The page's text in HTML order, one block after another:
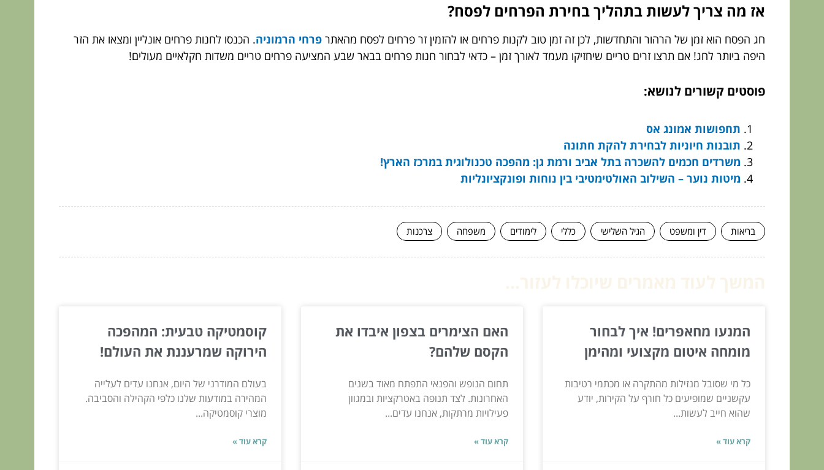
אז מה צריך לעשות בתהליך בחירת הפרחים לפסח?
חג הפסח הוא זמן של הרהור והתחדשות, לכן זה זמן טוב לקנות פרחים או להזמין זר פרחים לפסח מהאתר פרחי הרמוניה. הכנסו לחנות פרחים אונליין ומצאו את הזר
היפה ביותר לחג! אם תרצו זרים טריים שיחזיקו מעמד לאורך זמן – כדאי לבחור חנות פרחים בבאר שבע המציעה פרחים טריים משדות חקלאיים מעולים!
פוסטים קשורים לנושא:
תחפושות אמונג אס
תובנות חיוניות לבחירת להקת חתונה
משרדים חכמים להשכרה בתל אביב ורמת גן: מהפכה טכנולוגית במרכז הארץ!
מיטות נוער – השילוב האולטימטיבי בין נוחות ופונקציונליות
בריאות דין ומשפט הגיל השלישי כללי לימודים משפחה צרכנות
המנעו מחאפרים! איך לבחור
מומחה איטום מקצועי ומהימן
כל מי שסובל מנזילות מהתקרה או מכתמי רטיבות
עקשניים שמופיעים כל חורף על הקירות, יודע
שהוא חייב לעשות...
קרא עוד »
האם הצימרים בצפון איבדו את
הקסם שלהם?
תחום הנופש והפנאי התפתח מאוד בשנים
האחרונות. לצד תנופה באטרקציות ובמגוון
פעילויות מרתקות, אנחנו עדים...
קרא עוד »
קוסמטיקה טבעית: המהפכה
הירוקה שמרעננת את העולם!
בעולם המודרני של היום, אנחנו עדים לעלייה
המהירה במודעות שלנו כלפי הקהילה והסביבה.
מוצרי קוסמטיקה...
קרא עוד »